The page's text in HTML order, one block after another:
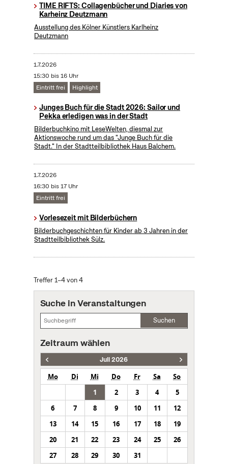
TIME RIFTS: Collagenbücher und Diaries von
Karheinz Deutzmann
Ausstellung des Kölner Künstlers Karlheinz
Deutzmann
1.7.2026
15:30 bis 16 Uhr
Eintritt frei
Highlight
Junges Buch für die Stadt 2026: Sailor und
Pekka erledigen was in der Stadt
Bilderbuchkino mit LeseWelten, diesmal zur
Aktionswoche rund um das "Junge Buch für die
Stadt." In der Stadtteilbibliothek Haus Balchem.
1.7.2026
16:30 bis 17 Uhr
Eintritt frei
Vorlesezeit mit Bilderbüchern
Bilderbuchgeschichten für Kinder ab 3 Jahren in der
Stadtteilbibliothek Sülz.
Treffer 1–4 von 4
Suche in Veranstaltungen
Suchen
Zeitraum wählen
Juli 2026
Mo Di Mi Do Fr Sa
So
1
2 3 4
5
6
7 8 9 10 11
12
13
14 15 16 17 18
19
20
21 22 23 24 25
26
27
28 29 30 31